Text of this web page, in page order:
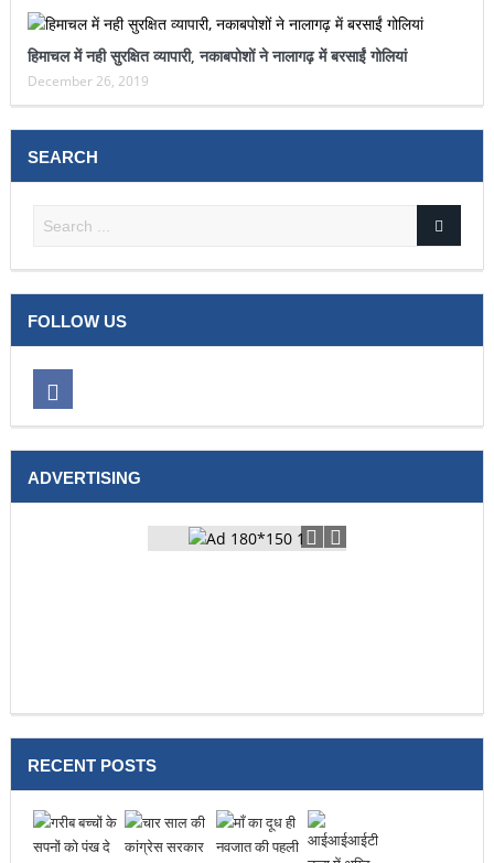
हिमाचल में नही सुरक्षित व्यापारी, नकाबपोशों ने नालागढ़ में बरसाईं गोलियां
December 26, 2019
SEARCH
FOLLOW US
ADVERTISING
RECENT POSTS